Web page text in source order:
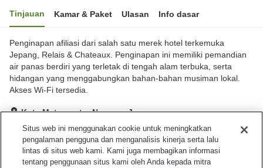
Tinjauan Kamar & Paket Ulasan Info dasar
Penginapan afiliasi dari salah satu merek hotel terkemuka
Jepang, Relais & Chateaux. Penginapan ini memiliki pemandian
air panas berdiri yang terletak di tengah alam terbuka, serta
hidangan yang menggabungkan bahan-bahan musiman lokal.
Akses Wi-Fi tersedia.
Kota Matsumoto, Nagano, Jepang
Lihat di peta
Hebat Ulasan:89
Situs web ini menggunakan cookie untuk meningkatkan
pengalaman pengguna dan menganalisis kinerja serta lalu
lintas di situs web kami. Kami juga membagikan informasi
tentang penggunaan situs kami oleh Anda kepada mitra